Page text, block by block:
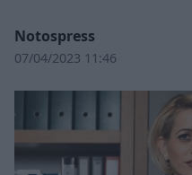
Notospress
07/04/2023 11:46